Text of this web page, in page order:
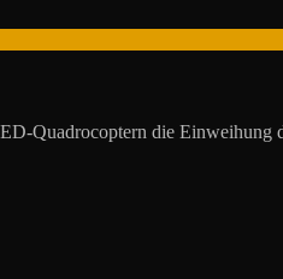
Quadrocoptern die Einweihung